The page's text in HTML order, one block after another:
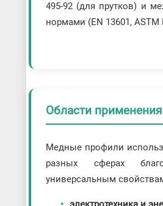
495-92 (для прутков) и
нормами (EN 13601, ASTM
Области применения
Медные профили
разных сферах
универсальным